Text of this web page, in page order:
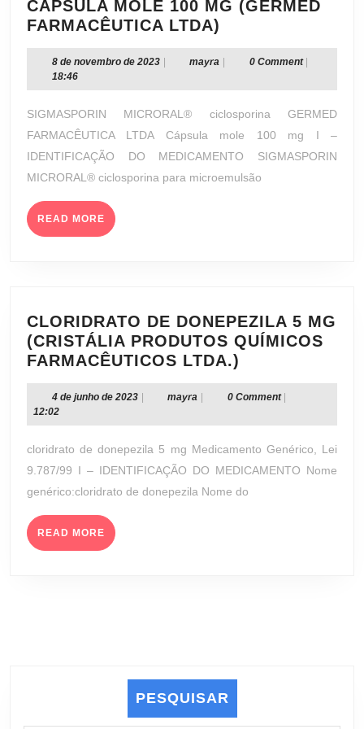
CÁPSULA MOLE 100 MG (GERMED
FARMACÊUTICA LTDA)
MICRORAL®
CÁPSULA
MG
(GERMED
FARMACÊUTICA
LTDA)
8 de novembro de 20238
novembro
2023
mayra mayra 0 Comment
18:46
SIGMASPORIN MICRORAL® ciclosporina GERMED
FARMACÊUTICA LTDA Cápsula mole 100 mg I –
IDENTIFICAÇÃO DO MEDICAMENTO SIGMASPORIN
MICRORAL® ciclosporina para microemulsão
READ MORE READ
MORE
CLORIDRATO DE DONEPEZILA 5 MG
(CRISTÁLIA PRODUTOS QUÍMICOS
FARMACÊUTICOS LTDA.)
DE
DONEPEZILA
(CRISTÁLIA
PRODUTOS
QUÍMICOS
4 de junho de 20234
junho
2023
mayra mayra 0 Comment
12:02
cloridrato de donepezila 5 mg Medicamento Genérico, Lei
9.787/99 I – IDENTIFICAÇÃO DO MEDICAMENTO Nome
genérico:cloridrato de donepezila Nome do
READ MORE READ
MORE
PESQUISAR